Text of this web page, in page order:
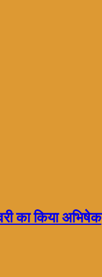
का किया अभिषेक